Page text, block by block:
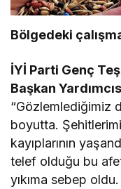
Bölgedeki
İYİ Parti Genç
Başkan
“Gözlemlediğimiz
boyutta.
kayıplarının
telef olduğu bu
yıkıma sebep